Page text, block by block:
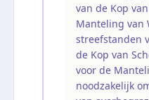
van de Kop
Manteling van
streefstanden
de Kop van
voor de
noodzakelijk